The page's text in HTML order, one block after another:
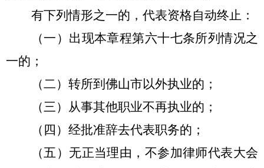
有下列情形之一的，代表资格自动终止：
（一）出现本章程第六十七条所列情况之
一的；
（二）转所到佛山市以外执业的；
（三）从事其他职业不再执业的；
（四）经批准辞去代表职务的；
（五）无正当理由，不参加律师代表大会